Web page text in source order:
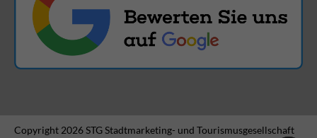
Copyright 2026 STG Stadtmarketing- und Tourismusgesellschaft